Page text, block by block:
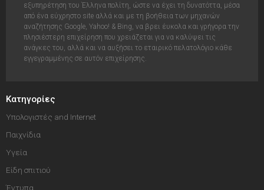
εξυπηρέτηση του Έλληνα πολίτη, ώστε να έχει τη δυνατόττα, μέσα
από ένα εύχρηστο site αλλά και με τη βοήθεια των μηχανών
αναζήτησης Google, Yahoo! & Bing, να βρει έυκολα και γρήγορα την
πλησιέστερη επιχείρηση που χρειάζεται για να καλύψει τις
ανάγκες του, αλλά και να αυξήσει το εταιρικό πελατολόγιο κάθε
εγγεγραμμένης σε αυτόν επιχείρησης.
Κατηγορίες
Υπολογιστές and Internet
Παιχνίδια
Υγεία
Είδη σπιτιού
Έντυπα